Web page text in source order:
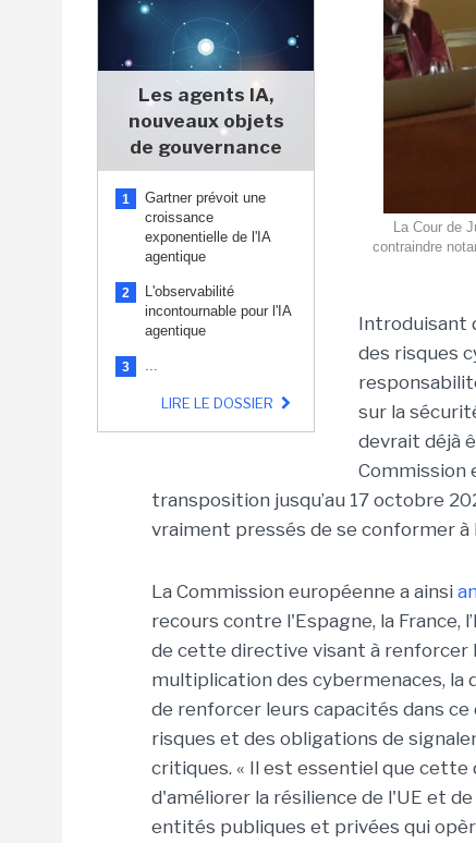
Les agents IA,
nouveaux objets
de gouvernance
1
Gartner prévoit une
croissance
exponentielle de l'IA
agentique
2
L'observabilité
incontournable pour l'IA
agentique
3 ...
LIRE LE DOSSIER
La Cour de
contraindre
Introduisant
des risques
sur la
devrait déjà
Commission
transposition jusqu’au 17 octobre
vraiment pressés de se conformer à
La Commission européenne a ainsi
recours contre l'Espagne, la France,
de cette directive visant à renforcer
multiplication des cybermenaces,
de renforcer leurs capacités dans
risques et des obligations de
critiques. « Il est essentiel que
d'améliorer la résilience de l'UE et
entités publiques et privées qui